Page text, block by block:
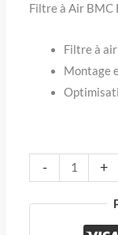
Filtre à Air BMC
Filtre à
Montage
- +